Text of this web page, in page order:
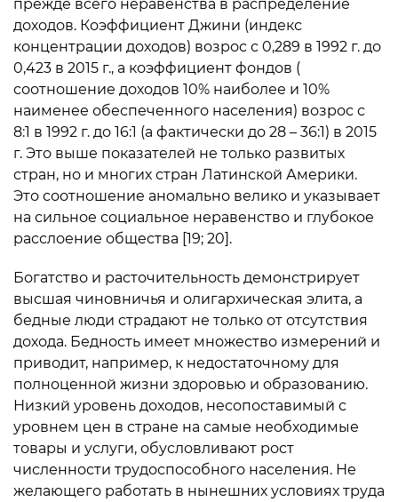
прежде всего неравенства в распределение
доходов. Коэффициент Джини (индекс
концентрации доходов) возрос с 0,289 в 1992 г. до
0,423 в 2015 г., а коэффициент фондов (
соотношение доходов 10% наиболее и 10%
наименее обеспеченного населения) возрос с
8:1 в 1992 г. до 16:1 (а фактически до 28 – 36:1) в 2015
г. Это выше показателей не только развитых
стран, но и многих стран Латинской Америки.
Это соотношение аномально велико и указывает
на сильное социальное неравенство и глубокое
расслоение общества [19; 20].
Богатство и расточительность демонстрирует
высшая чиновничья и олигархическая элита, а
бедные люди страдают не только от отсутствия
дохода. Бедность имеет множество измерений и
приводит, например, к недостаточному для
полноценной жизни здоровью и образованию.
Низкий уровень доходов, несопоставимый с
уровнем цен в стране на самые необходимые
товары и услуги, обусловливают рост
численности трудоспособного населения. Не
желающего работать в нынешних условиях труда